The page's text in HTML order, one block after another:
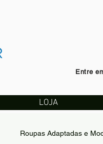
Entre
LOJA
Roupas Adaptadas e